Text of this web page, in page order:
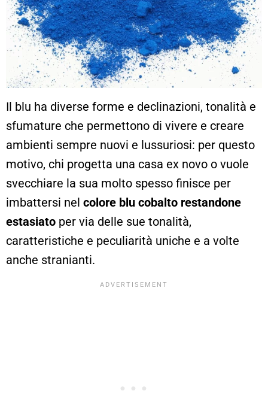
Il blu ha diverse forme e declinazioni, tonalità e
sfumature che permettono di vivere e creare
ambienti sempre nuovi e lussuriosi: per questo
motivo, chi progetta una casa ex novo o vuole
svecchiare la sua molto spesso finisce per
imbattersi nel colore blu cobalto restandone
estasiato per via delle sue tonalità,
caratteristiche e peculiarità uniche e a volte
anche stranianti.